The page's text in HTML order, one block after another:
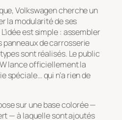
Volkswagen cherche un
la modularité de ses
est simple : assembler
panneaux de carrosserie
sont réalisés. Le public
lance officiellement la
spéciale… qui n’a rien de
sur une base colorée —
— à laquelle sont ajoutés